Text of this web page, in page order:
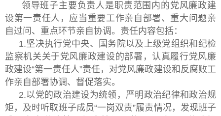
领导班子主要负责人是职责范围内的党风廉政建
设第一责任人，应当重要工作亲自部署、重大问题亲
自过问、重点环节亲自协调。责任内容包括：
1.坚决执行党中央、国务院以及上级党组织和纪检
监察机关关于党风廉政建设的部署，认真履行党风廉
政建设“第一责任人”责任，对党风廉政建设和反腐败工
作亲自部署协调、督促落实。
2.以党的政治建设为统领，严明政治纪律和政治规
矩，及时听取班子成员“一岗双责”履责情况，发现班子